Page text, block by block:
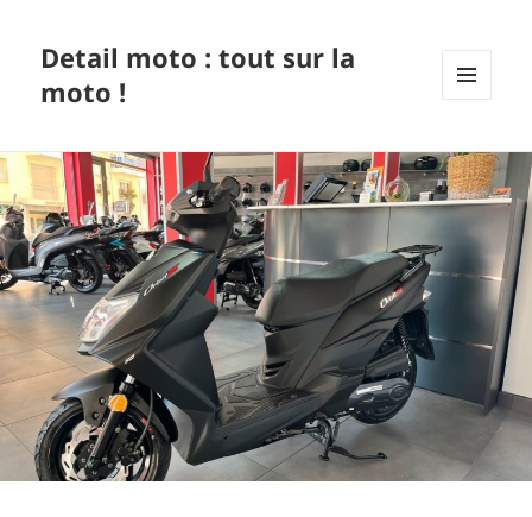
Detail moto : tout sur la
moto !
WIDGETS